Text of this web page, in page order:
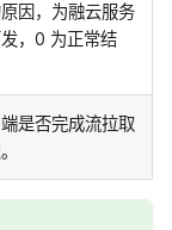
因，为融云服务
，0 为正常结
是否完成流拉取